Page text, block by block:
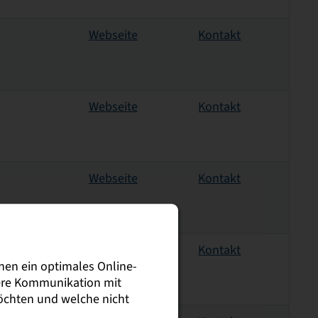
Webseite Kontakt
Webseite Kontakt
Webseite Kontakt
Kontakt
ein optimales Online-
Kommunikation mit
und welche nicht